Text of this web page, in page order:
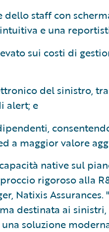
staff con
e una
sui costi di
del sinistro,
alert; e
a maggior valore
native sul
rigoroso alla
Natixis
destinata ai
soluzione